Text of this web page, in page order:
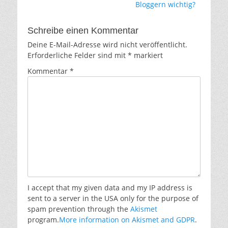
Bloggern wichtig?
Schreibe einen Kommentar
Deine E-Mail-Adresse wird nicht veröffentlicht.
Erforderliche Felder sind mit * markiert
Kommentar *
I accept that my given data and my IP address is
sent to a server in the USA only for the purpose of
spam prevention through the Akismet
program.More information on Akismet and GDPR.